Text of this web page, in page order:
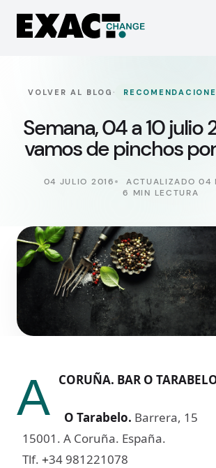
VOLVER AL BLOG ·
Semana, 04 a 10 julio
vamos de pinchos
04 JULIO 2016
ACTUALIZADO 04
6 MIN LECTURA
A CORUÑA. BAR O
O Tarabelo. Barrera, 15
15001. A Coruña. España.
Tlf. +34 981221078